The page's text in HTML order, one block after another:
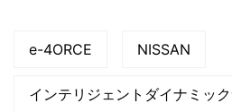
e-4ORCE NISSAN
インテリジェントダイナミッ